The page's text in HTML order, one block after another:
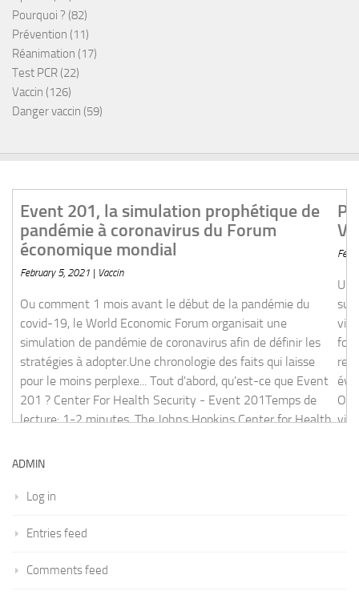
Pourquoi ? (82)
Prévention (11)
Réanimation (17)
Test PCR (22)
Vaccin (126)
Danger vaccin (59)
prophétique de pandémie à coronavirus
mondial
de coronavirus afin de définir les stratégies à
qui laisse pour le moins perplexe... Tout d'abord, qu'est-ce que
- Event 201Temps de lecture: 1-2 minutes. The Johns
in partnership with the World Economic Forum and the Bill
Professeur Luc Montagnier
VARIANTS viennent des
February 5, 2021 | Vaccin
Une explication, scientifique, de
suites de la vaccination de masse.Le
virologue et prix nobel pour sa
fourni une explication claire et
rejoint les propos d'autres experts sur
évidente des "vaccins" sur
Odysee - Professeur Luc Montagnier
viennent des vaccinations !11
ADMIN
Log in
Entries feed
Comments feed